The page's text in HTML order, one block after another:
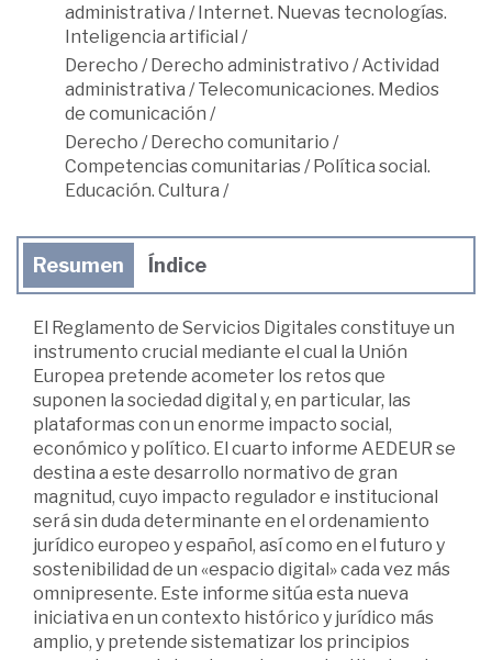
administrativa /Internet. Nuevas tecnologías.
Inteligencia artificial /
Derecho /Derecho administrativo /Actividad
administrativa /Telecomunicaciones. Medios
de comunicación /
Derecho /Derecho comunitario /
Competencias comunitarias /Política social.
Educación. Cultura /
Resumen Índice
El Reglamento de Servicios Digitales constituye un
instrumento crucial mediante el cual la Unión
Europea pretende acometer los retos que
suponen la sociedad digital y, en particular, las
plataformas con un enorme impacto social,
económico y político. El cuarto informe AEDEUR se
destina a este desarrollo normativo de gran
magnitud, cuyo impacto regulador e institucional
será sin duda determinante en el ordenamiento
jurídico europeo y español, así como en el futuro y
sostenibilidad de un «espacio digital» cada vez más
omnipresente. Este informe sitúa esta nueva
iniciativa en un contexto histórico y jurídico más
amplio, y pretende sistematizar los principios